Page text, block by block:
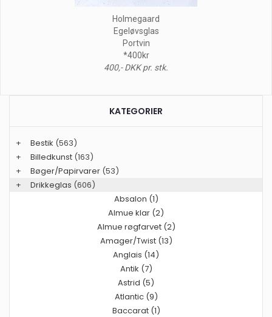
Holmegaard
Egeløvsglas
Portvin
*400kr
400,- DKK pr. stk.
KATEGORIER
+ Bestik (563)
+
Billedkunst (163)
+
Bøger/Papirvarer (53)
+
Drikkeglas (606)
Absalon (1)
Almue klar (2)
Almue røgfarvet (2)
Amager/Twist (13)
Anglais (14)
Antik (7)
Astrid (5)
Atlantic (9)
Baccarat (1)